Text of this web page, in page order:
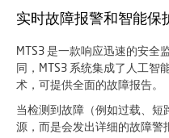
实时故障报警和智能保
MTS3 是一款响应迅速的安全
同，MTS3 系统集成了 人工智
术 ，可提供全面的故障报告。
当检测到故障（例如过载、短
源，而是会发出详细的故障警